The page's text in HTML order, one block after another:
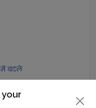
में बदलें